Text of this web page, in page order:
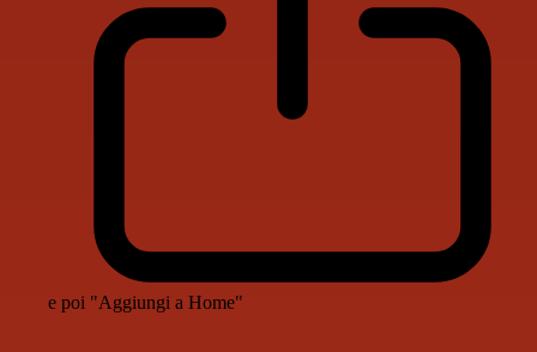
e poi "Aggiungi a Home"